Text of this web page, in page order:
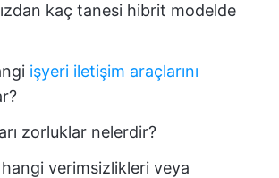
kaç tanesi hibrit modelde
işyeri iletişim araçlarını
zorluklar nelerdir?
verimsizlikleri veya